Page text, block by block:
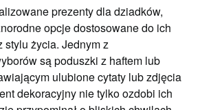
prezenty dla dziadków,
opcje dostosowane do ich
stylu życia. Jednym z
są poduszki z haftem lub
ulubione cytaty lub zdjęcia
dekoracyjny nie tylko ozdobi ich